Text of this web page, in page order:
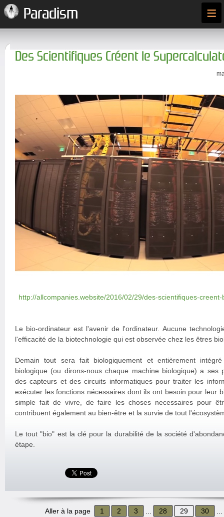
Paradism ≡
Des Scientifiques Créent le
http://allcompanies.website/2016/02/29/des-scientifiques-
Le bio-ordinateur est l'avenir de l'ordinateur. Aucune
l'efficacité de la biotechnologie qui est observée chez les êtres
Demain tout sera fait biologiquement et entièrement
biologique (ou dirons-nous chaque machine biologique) a ses
des capteurs et des circuits informatiques pour traiter les
exécuter les fonctions nécessaires dont ils ont besoin pour leur
simple fait de vivre, de faire les choses necessaires pour
contribuent également au bien-être et la survie de tout
Le tout "bio" est la clé pour la durabilité de la société
étape.
Aller à la page 1 2 3 28 29 30